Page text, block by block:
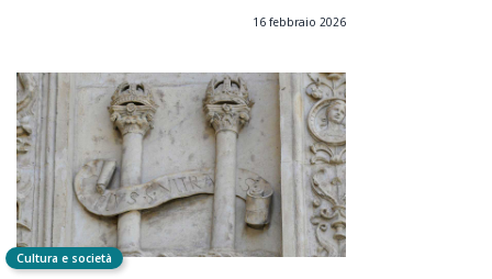
16 febbraio 2026
Cultura e società